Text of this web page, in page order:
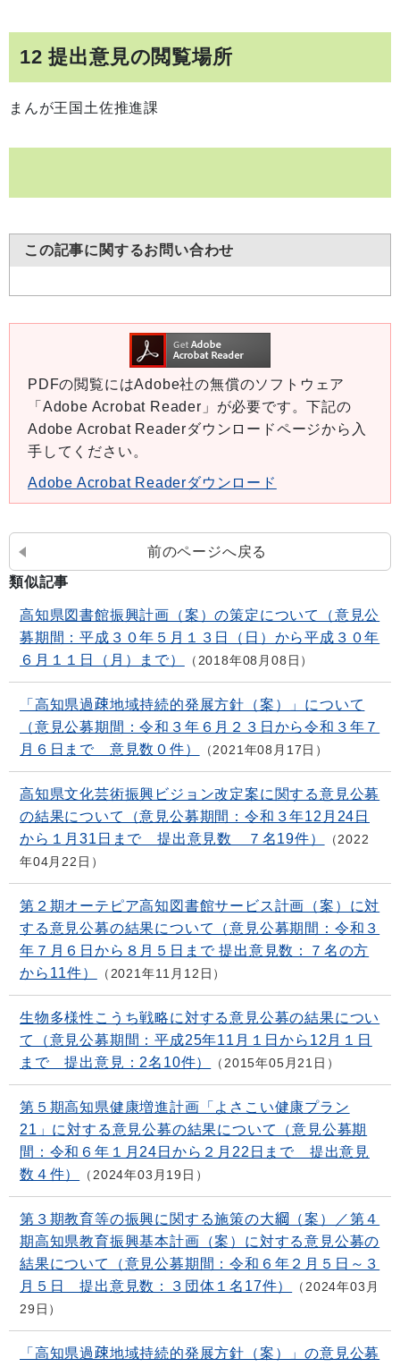
12 提出意見の閲覧場所
まんが王国土佐推進課
この記事に関するお問い合わせ
PDFの閲覧にはAdobe社の無償のソフトウェア
「Adobe Acrobat Reader」が必要です。下記の
Adobe Acrobat Readerダウンロードページから入
手してください。
Adobe Acrobat Readerダウンロード
前のページへ戻る
類似記事
高知県図書館振興計画（案）の策定について（意見公
募期間：平成３０年５月１３日（日）から平成３０年
６月１１日（月）まで）
2018年08月08日
「高知県過疎地域持続的発展方針（案）」について
（意見公募期間：令和３年６月２３日から令和３年７
月６日まで 意見数０件）
2021年08月17日
高知県文化芸術振興ビジョン改定案に関する意見公募
の結果について（意見公募期間：令和３年12月24日
から１月31日まで 提出意見数 ７名19件）
2022
年04月22日
第２期オーテピア高知図書館サービス計画（案）に対
する意見公募の結果について（意見公募期間：令和３
年７月６日から８月５日まで 提出意見数：７名の方
から11件）
2021年11月12日
生物多様性こうち戦略に対する意見公募の結果につい
て（意見公募期間：平成25年11月１日から12月１日
まで 提出意見：2名10件）
2015年05月21日
第５期高知県健康増進計画「よさこい健康プラン
21」に対する意見公募の結果について（意見公募期
間：令和６年１月24日から２月22日まで 提出意見
数４件）
2024年03月19日
第３期教育等の振興に関する施策の大綱（案）／第４
期高知県教育振興基本計画（案）に対する意見公募の
結果について（意見公募期間：令和６年２月５日～３
月５日 提出意見数：３団体１名17件）
2024年03月
29日
「高知県過疎地域持続的発展方針（案）」の意見公募